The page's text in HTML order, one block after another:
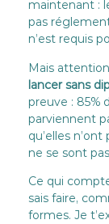
maintenant :
pas
n’est requis
Mais
lancer sans
preuve : 85%
parviennent
qu’elles
ne se sont
Ce qui
sais faire,
formes. Je